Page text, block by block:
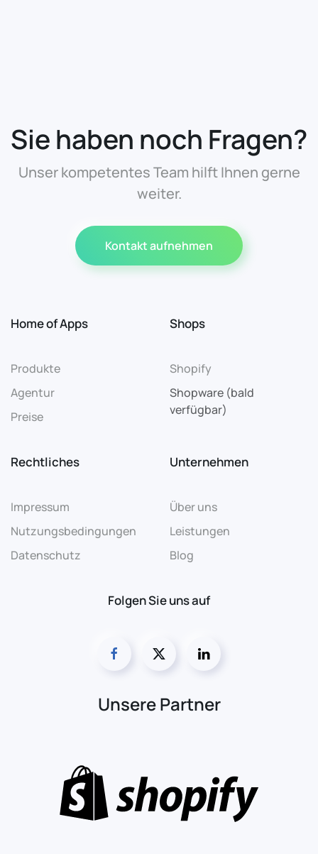
Sie haben noch Fragen?
Unser kompetentes Team hilft Ihnen gerne
weiter.
Kontakt aufnehmen
Home of Apps
Produkte
Agentur
Preise
Shops
Shopify
Shopware (bald
verfügbar)
Rechtliches
Impressum
Nutzungsbedingungen
Datenschutz
Unternehmen
Über uns
Leistungen
Blog
Folgen Sie uns auf
Unsere Partner